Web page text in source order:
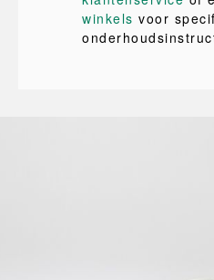
winkels voor